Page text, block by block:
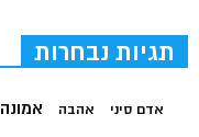
תגיות נבחרות
אדם סיני אהבה אמונה